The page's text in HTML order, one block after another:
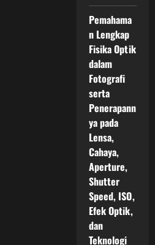
Pemahama
n Lengkap
Fisika Optik
dalam
Fotografi
serta
Penerapann
ya pada
Lensa,
Cahaya,
Aperture,
Shutter
Speed, ISO,
Efek Optik,
dan
Teknologi